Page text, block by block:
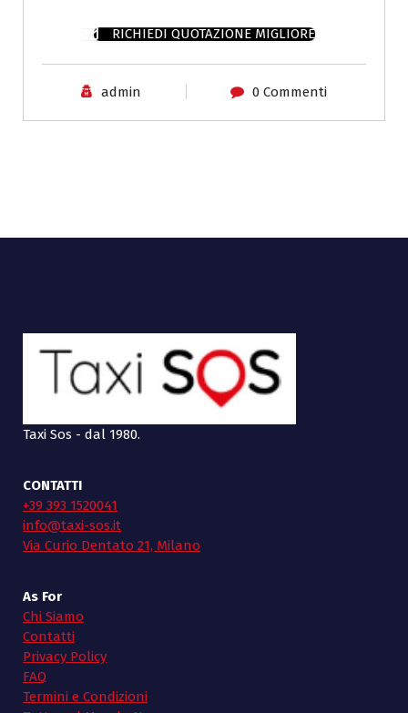
RICHIEDI QUOTAZIONE MIGLIORE
admin 0 Commenti
Taxi Sos - dal 1980.
CONTATTI
+39 393 1520041
info@taxi-sos.it
Via Curio Dentato 21, Milano
As For
Chi Siamo
Contatti
Privacy Policy
FAQ
Termini e Condizioni